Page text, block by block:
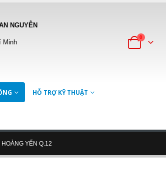
NGUYỄN
Minh
0
HỖ TRỢ KỸ THUẬT
YẾN Q.12